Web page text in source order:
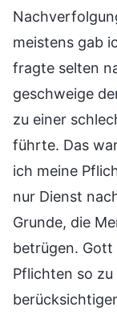
meistens gab
fragte selten
geschweige
zu einer
führte. Das
ich meine
nur Dienst
Grunde, die
betrügen. Gott
Pflichten so